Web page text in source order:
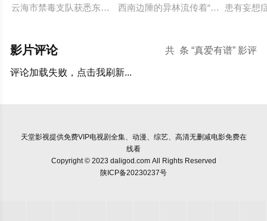
云海市禁毒支队获悉东南亚毒王廖爷将携600余公斤毒品来云交
西南边陲的异林流传着“山神之眼”的
患有妄想
共 条 “真爱有谱” 影评
影片评论
评论加载失败，点击我刷新...
天堂影视提供免费VIP电视剧全集、动漫、综艺、高清无删减电影免费在
线看
Copyright © 2023 daligod.com All Rights Reserved
陕ICP备20230237号